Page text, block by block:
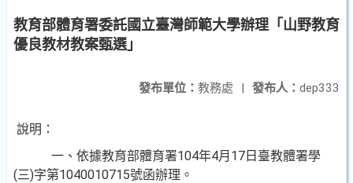
教育部體育署委託國立臺灣師範大學辦理「山野教育
優良教材教案甄選」
發布人： dep333
發布單位： 教務處 |
說明：
一、依據教育部體育署104年4月17日臺教體署學
(三)字第1040010715號函辦理。